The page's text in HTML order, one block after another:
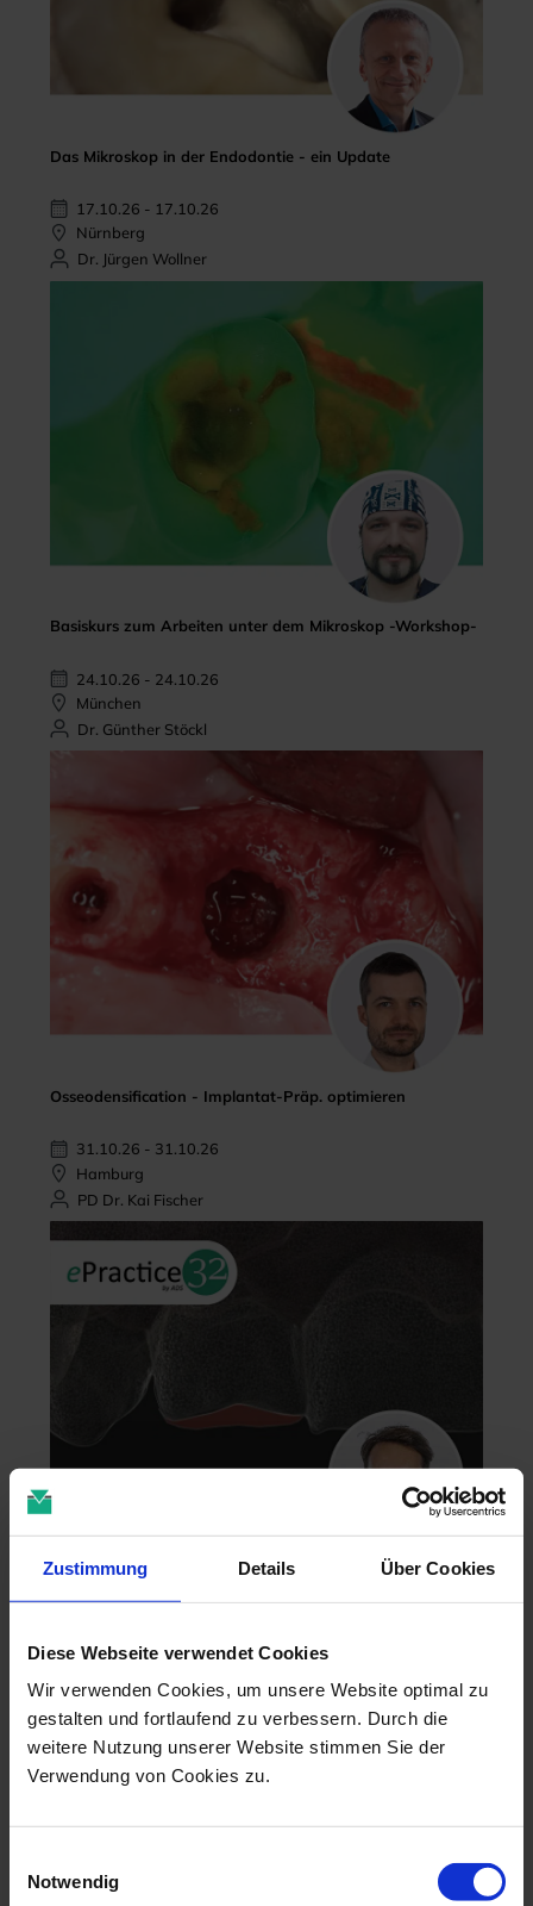
Zustimmung Details Über Cookies
Diese Webseite verwendet Cookies
Wir verwenden Cookies, um unsere Website optimal zu
gestalten und fortlaufend zu verbessern. Durch die
weitere Nutzung unserer Website stimmen Sie der
Verwendung von Cookies zu.
Notwendig
Das Mikroskop in der Endodontie - ein Update
17.10.26 - 17.10.26
Nürnberg
Dr. Jürgen Wollner
Basiskurs zum Arbeiten unter dem Mikroskop -Workshop-
24.10.26 - 24.10.26
München
Dr. Günther Stöckl
Osseodensification - Implantat-Präp. optimieren
31.10.26 - 31.10.26
Hamburg
PD Dr. Kai Fischer
Zahntechnik im 4D-Zeitalter
online